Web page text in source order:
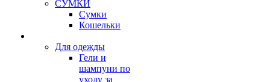
СУМКИ
Сумки
Кошельки
Для одежды
Гели и
шампуни по
уходу за